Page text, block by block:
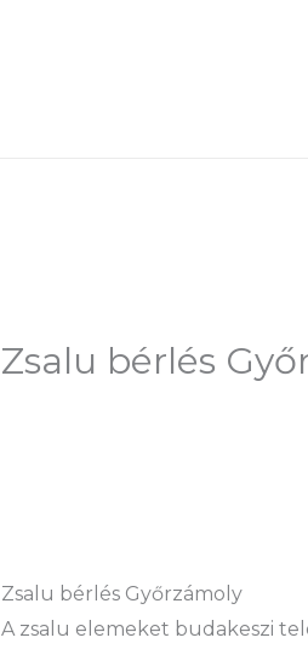
Zsalu bérlés
Zsalu bérlés Győrzámoly
A zsalu elemeket budakeszi